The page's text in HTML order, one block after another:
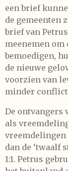
een brief
de gemeenten
brief van
meenemen om
bemoedigen,
de nieuwe
voorzien van
minder
De ontvangers
als
vreemdelingen
dan de ‘twaalf
1:1. Petrus